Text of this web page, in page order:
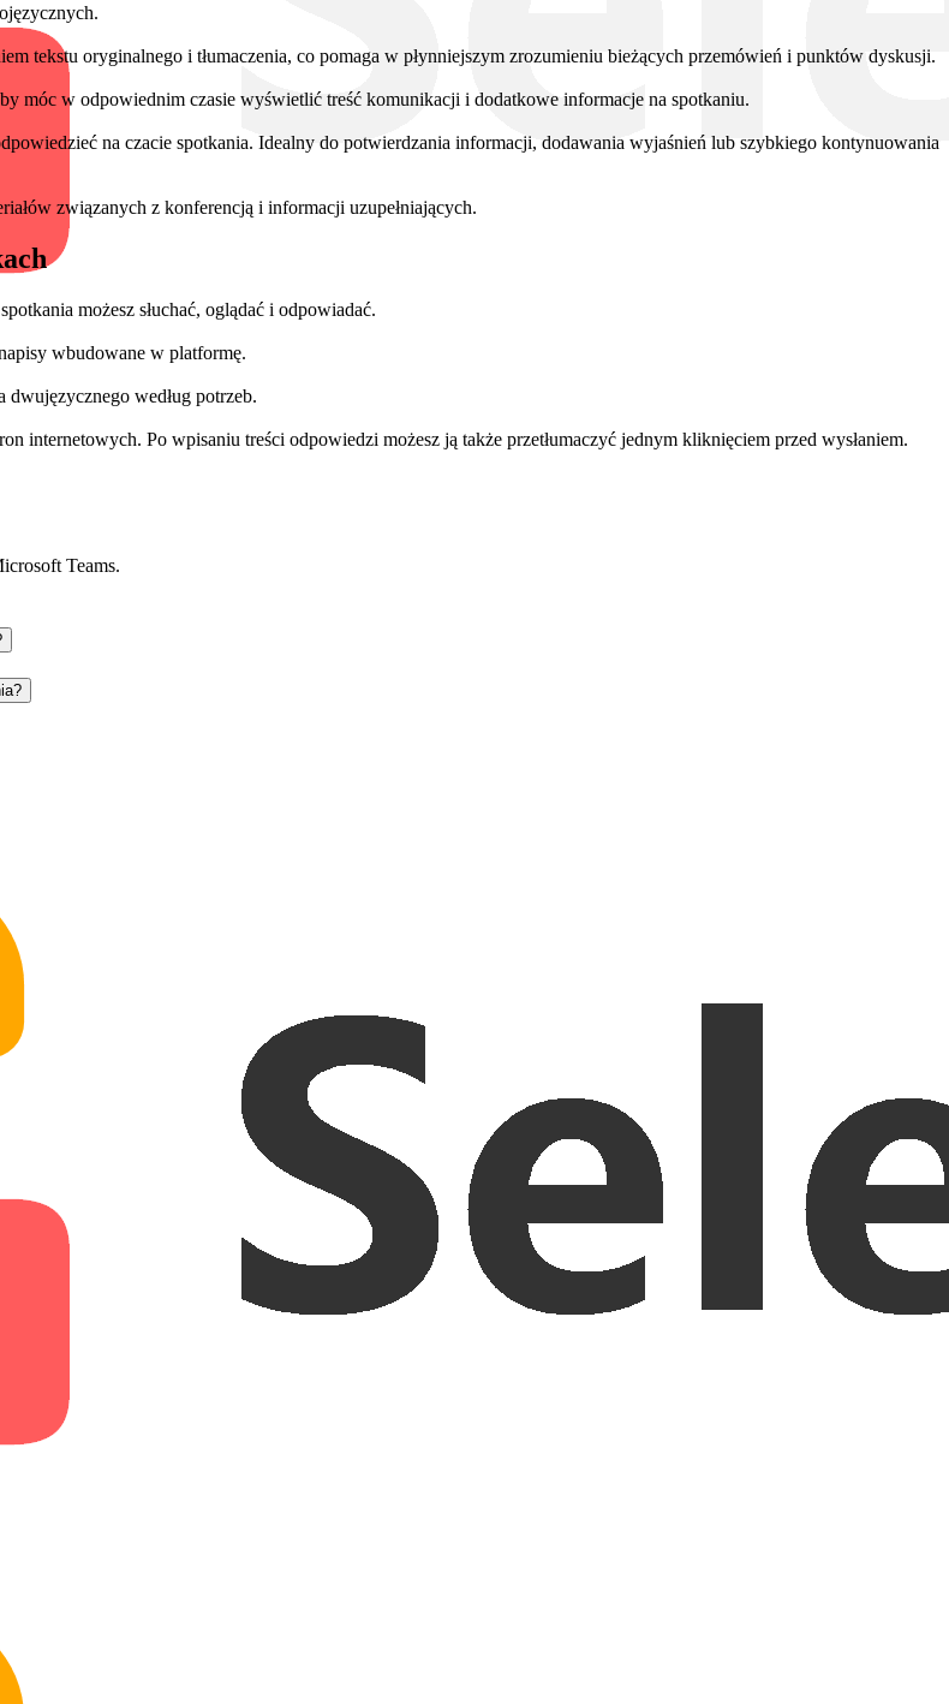
tekstu oryginalnego i tłumaczenia, co pomaga w płynniejszym zrozumieniu bieżących przemówień i punktów dyskusji.
móc w odpowiednim czasie wyświetlić treść komunikacji i dodatkowe informacje na spotkaniu.
na czacie spotkania. Idealny do potwierdzania informacji, dodawania wyjaśnień lub szybkiego kontynuowania
związanych z konferencją i informacji uzupełniających.
możesz słuchać, oglądać i odpowiadać.
wbudowane w platformę.
według potrzeb.
internetowych. Po wpisaniu treści odpowiedzi możesz ją także przetłumaczyć jednym kliknięciem przed wysłaniem.
Teams.